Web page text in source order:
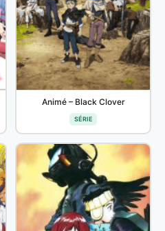
Animé – Black Clover
SÉRIE